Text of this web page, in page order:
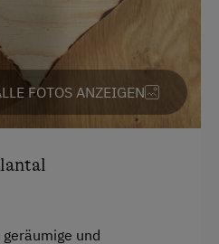
FOTOS ANZEIGEN
und